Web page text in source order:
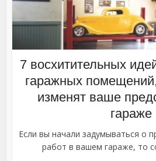
7 восхитительных
гаражных
изменят ваше
гараже
Если вы начали задумываться о
работ в вашем гараже, то